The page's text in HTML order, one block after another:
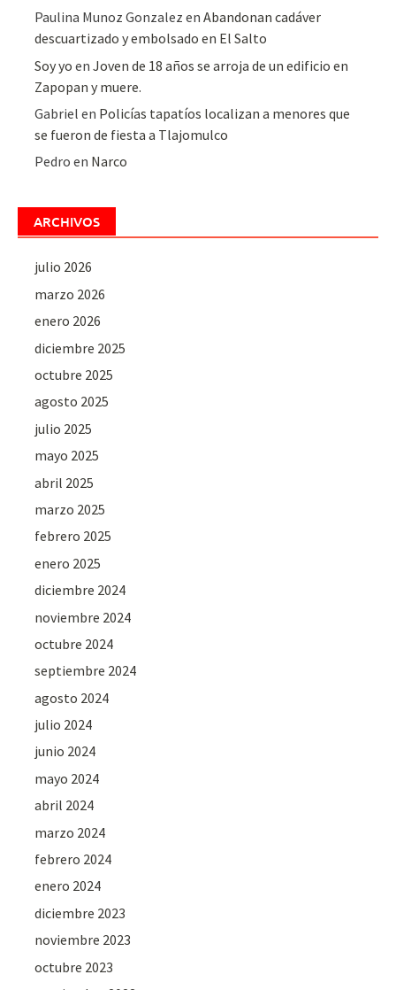
Paulina Munoz Gonzalez enAbandonan cadáver
descuartizado y embolsado en El Salto
Soy yo enJoven de 18 años se arroja de un edificio en
Zapopan y muere.
Gabriel en Policías tapatíos localizan a menores que
se fueron de fiesta a Tlajomulco
Pedro en Narco
ARCHIVOS
julio 2026
marzo 2026
enero 2026
diciembre 2025
octubre 2025
agosto 2025
julio 2025
mayo 2025
abril 2025
marzo 2025
febrero 2025
enero 2025
diciembre 2024
noviembre 2024
octubre 2024
septiembre 2024
agosto 2024
julio 2024
junio 2024
mayo 2024
abril 2024
marzo 2024
febrero 2024
enero 2024
diciembre 2023
noviembre 2023
octubre 2023